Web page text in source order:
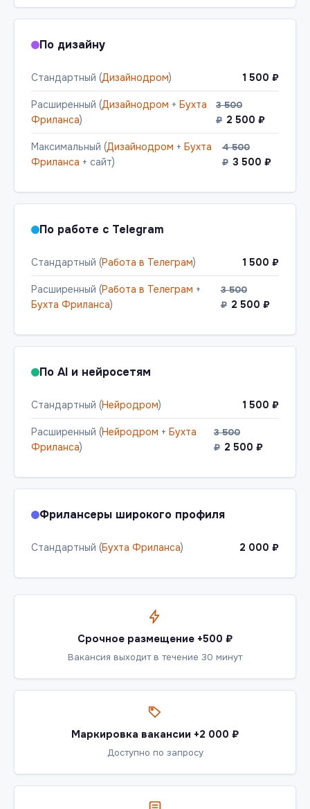
По дизайну
Стандартный (Дизайнодром) 1 500 ₽
Расширенный (Дизайнодром + Бухта
Фриланса)
3 500
₽ 2 500 ₽
Максимальный (Дизайнодром + Бухта
Фриланса + сайт)
4 500
₽ 3 500 ₽
По работе с Telegram
Стандартный (Работа в Телеграм) 1 500 ₽
Расширенный (Работа в Телеграм +
Бухта Фриланса)
3 500
₽ 2 500 ₽
По AI и нейросетям
Стандартный (Нейродром) 1 500 ₽
Расширенный (Нейродром + Бухта
Фриланса)
3 500
₽ 2 500 ₽
Фрилансеры широкого профиля
Стандартный (Бухта Фриланса) 2 000 ₽
Срочное размещение +500 ₽
Вакансия выходит в течение 30 минут
Маркировка вакансии +2 000 ₽
Доступно по запросу